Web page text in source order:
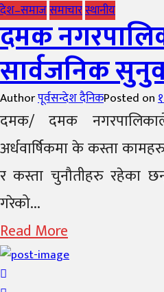
देश–समाजसमाचारस्थानीय
दमक
सार्वजनिक
Authorपूर्वसन्देश दैनिकPosted on
दमक/ दमक
अर्धवार्षिकमा के कस्ता
र कस्ता चुनौतीहरु रहेका
गरेको...
Read More